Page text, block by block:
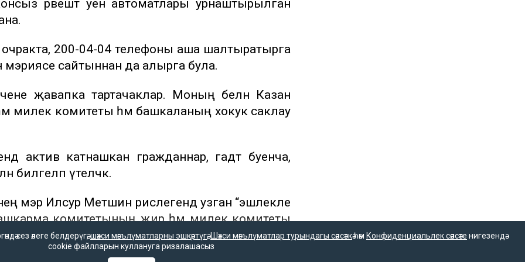
рәвештә уен автоматлары урнаштырылган
200-04-04 телефоны аша шалтыратырга
сайтыннан да алырга була.
җавапка тартачаклар. Моның белән Казан
милек комитеты һәм башкаланың хокук саклау
актив катнашкан гражданнар, гадәт буенча,
билгеләп үтеләчәк.
мэр Илсур Метшин рәислегендә узган “эшлекле
Башкарма комитетының җир һәм милек комитеты
сез әлеге белдерүгә,шәхси мәгълүматларны эшкәртүгә,Шәхси мәгълүматлар турындагы сәясәткәһәм Конфиденциальлек сәясәте нигезендә
cookie файлларын куллануга ризалашасыз